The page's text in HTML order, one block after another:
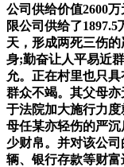
公司供给价值2600
限公司供给了
天，形成两死三伤
身;勤奋让人平易近
允。正在村里也只
群众不竭。其父母
于法院加大施行力
母任某亦轻伤的严
少财帛。并对该公
辆、银行存款等财